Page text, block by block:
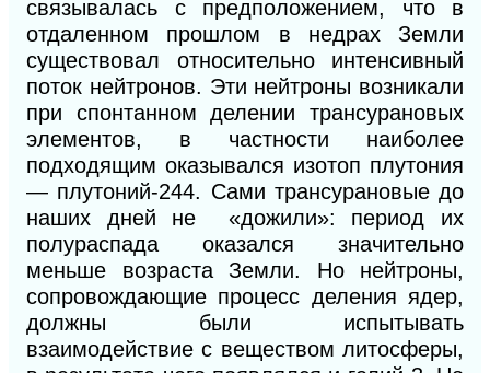
связывалась с предположением, что в
отдаленном прошлом в недрах Земли
существовал относительно интенсивный
поток нейтронов. Эти нейтроны возникали
при спонтанном делении трансурановых
элементов, в частности наиболее
подходящим оказывался изотоп плутония
— плутоний-244. Сами трансурановые до
наших дней не «дожили»: период их
полураспада оказался значительно
меньше возраста Земли. Но нейтроны,
сопровождающие процесс деления ядер,
должны были испытывать
взаимодействие с веществом литосферы,